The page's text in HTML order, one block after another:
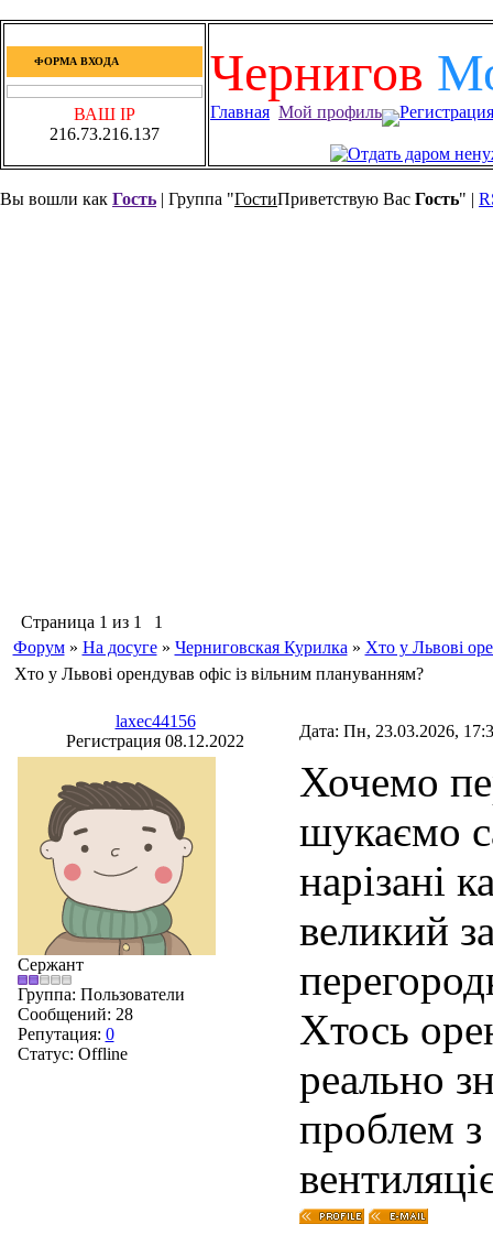
ФОРМА ВХОДА
ВАШ IP
216.73.216.137
Чернигов
Главная Мой профиль Регистрация
Вы вошли как Гость | Группа "ГостиПриветствую Вас Гость" |
Страница 1 из 1
1
Форум » На досуге » Черниговская Курилка » Хто у Львові
Хто у Львові орендував офіс із вільним плануванням?
laxec44156
Регистрация 08.12.2022
Дата: Пн, 23.03.2026,
Сержант
Группа: Пользователи
Сообщений: 28
Репутация: 0
Статус: Offline
Хочемо
шукаємо
нарізані
великий
Хтось
реально
проблем з